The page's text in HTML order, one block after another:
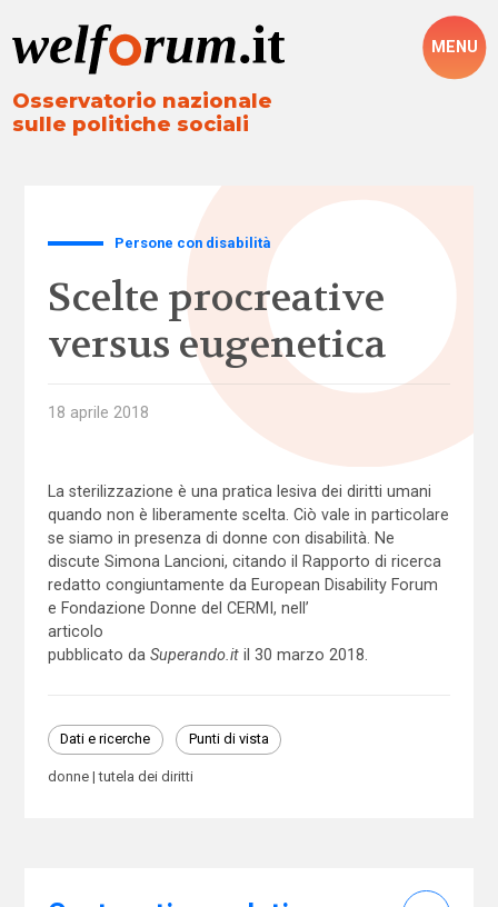
Osservatorio nazionale
sulle politiche sociali
MENU
Persone con disabilità
Scelte procreative
versus eugenetica
18 aprile 2018
La sterilizzazione è una pratica lesiva dei diritti umani
quando non è liberamente scelta. Ciò vale in particolare
se siamo in presenza di donne con disabilità. Ne
discute Simona Lancioni, citando il Rapporto di ricerca
redatto congiuntamente da European Disability Forum
e Fondazione Donne del CERMI, nell’
articolo
pubblicato da Superando.itil 30 marzo 2018.
Dati e ricerche Punti di vista
donne tutela dei diritti